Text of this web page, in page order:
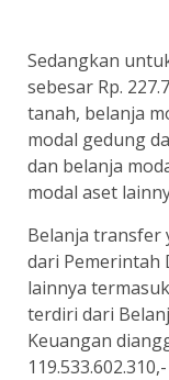
Sedangkan
sebesar Rp.
tanah, belanja
modal gedung
dan belanja
modal aset
Belanja transfer
dari Pemerintah
lainnya
terdiri dari
Keuangan
119.533.602.310,-